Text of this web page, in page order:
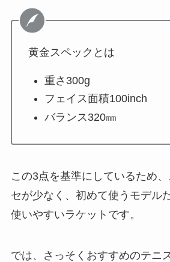
黄金スペックとは
重さ300g
フェイス面積100inch
バランス320㎜
この3点を基準にしているため
セが少なく、初めて使うモデル
使いやすいラケットです。
では、さっそくおすすめのテニ